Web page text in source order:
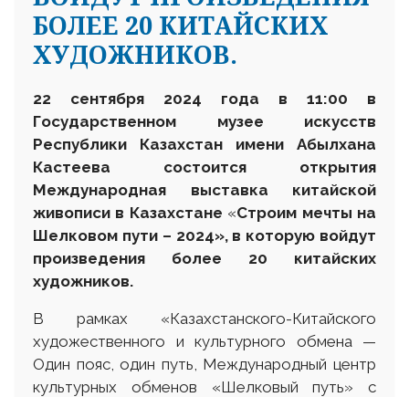
БОЛЕЕ 20 КИТАЙСКИХ
ХУДОЖНИКОВ.
22 сентября 2024 года в 11:00 в
Государственном музее искусств
Республики Казахстан имени Абылхана
Кастеева состоится открытия
Международная выставка китайской
живописи в Казахстане «Строим мечты на
Шелковом пути – 2024», в которую войдут
произведения
более 20 китайских
художников.
В рамках «Казахстанского-Китайского
художественного и культурного обмена —
Один пояс, один путь, Международный центр
культурных обменов «Шелковый путь» с